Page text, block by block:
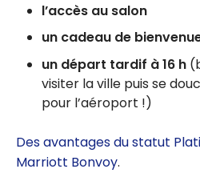
l’accès au salon
un cadeau de
un départ tardif à 16 h
visiter la ville puis se
pour l’aéroport !)
Des avantages du statut
Marriott Bonvoy.